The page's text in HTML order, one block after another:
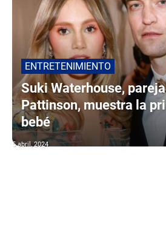
ENTRETENIMIENTO
Suki Waterhouse,
Pattinson, muestra la
bebé
5 abril, 2024